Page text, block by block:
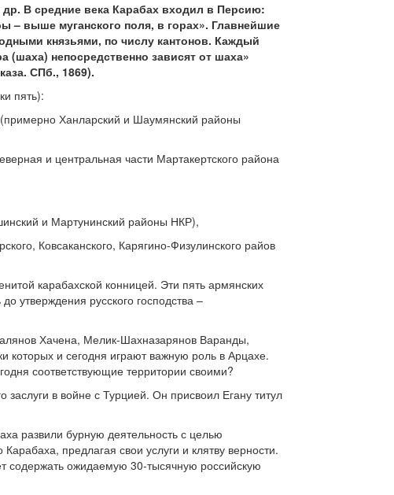
В средние века Карабах входил в Персию:
– выше муганского поля, в горах». Главнейшие
князьями, по числу кантонов. Каждый
непосредственно зависят от шаха»
СПб., 1869).
пять):
Ханларский и Шаумянский районы
и центральная части Мартакертского района
и Мартунинский районы НКР),
Ковсаканского, Карягино-Физулинского райов
карабахской конницей. Эти пять армянских
утверждения русского господства –
Хачена, Мелик-Шахназарянов Варанды,
которых и сегодня играют важную роль в Арцахе.
соответствующие территории своими?
в войне с Турцией. Он присвоил Егану титул
развили бурную деятельность с целью
предлагая свои услуги и клятву верности.
содержать ожидаемую 30-тысячную российскую